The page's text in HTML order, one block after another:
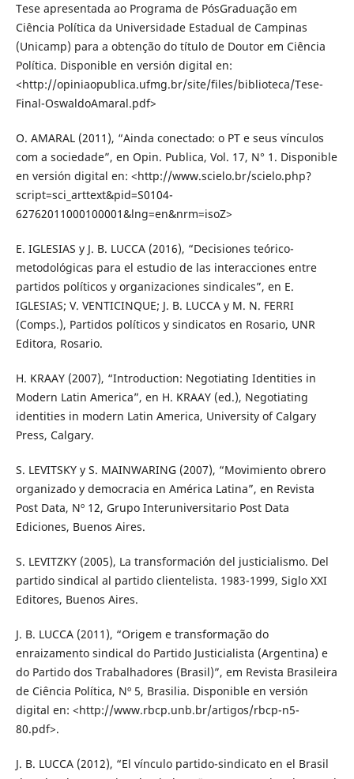
Tese apresentada ao Programa de PósGraduação em
Ciência Política da Universidade Estadual de Campinas
(Unicamp) para a obtenção do título de Doutor em Ciência
Política. Disponible en versión digital en:
<http://opiniaopublica.ufmg.br/site/files/biblioteca/Tese-
Final-OswaldoAmaral.pdf>
O. AMARAL (2011), “Ainda conectado: o PT e seus vínculos
com a sociedade”, en Opin. Publica, Vol. 17, N° 1. Disponible
en versión digital en: <http://www.scielo.br/scielo.php?
script=sci_arttext&pid=S0104-
62762011000100001&lng=en&nrm=isoZ>
E. IGLESIAS y J. B. LUCCA (2016), “Decisiones teórico-
metodológicas para el estudio de las interacciones entre
partidos políticos y organizaciones sindicales”, en E.
IGLESIAS; V. VENTICINQUE; J. B. LUCCA y M. N. FERRI
(Comps.), Partidos políticos y sindicatos en Rosario, UNR
Editora, Rosario.
H. KRAAY (2007), “Introduction: Negotiating Identities in
Modern Latin America”, en H. KRAAY (ed.), Negotiating
identities in modern Latin America, University of Calgary
Press, Calgary.
S. LEVITSKY y S. MAINWARING (2007), “Movimiento obrero
organizado y democracia en América Latina”, en Revista
Post Data, Nº 12, Grupo Interuniversitario Post Data
Ediciones, Buenos Aires.
S. LEVITZKY (2005), La transformación del justicialismo. Del
partido sindical al partido clientelista. 1983-1999, Siglo XXI
Editores, Buenos Aires.
J. B. LUCCA (2011), “Origem e transformação do
enraizamento sindical do Partido Justicialista (Argentina) e
do Partido dos Trabalhadores (Brasil)”, em Revista Brasileira
de Ciência Política, Nº 5, Brasilia. Disponible en versión
digital en: <http://www.rbcp.unb.br/artigos/rbcp-n5-
80.pdf>.
J. B. LUCCA (2012), “El vínculo partido-sindicato en el Brasil